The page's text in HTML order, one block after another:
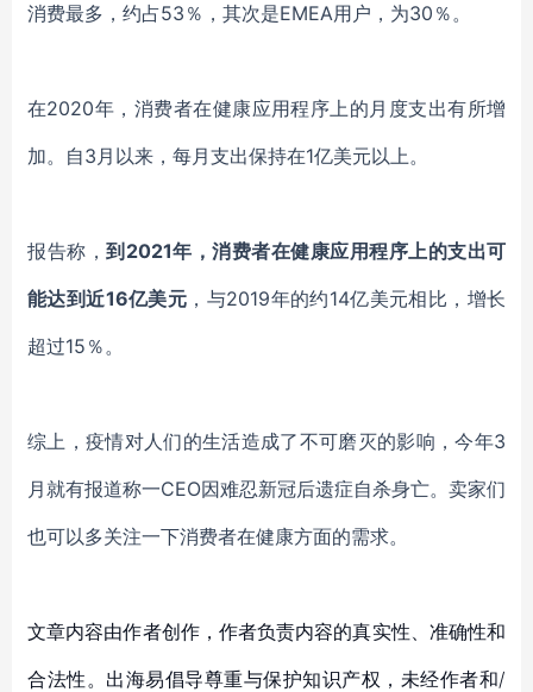
消费最多，约占53％，其次是EMEA用户，为30％。
在2020年，消费者在健康应用程序上的月度支出有所增
加。自3月以来，每月支出保持在1亿美元以上。
报告称， 到 2021年，消费者在健康应用程序上的支出可
能达到近16亿美元 ，与2019年的约14亿美元相比，增长
超过15％。
综上，疫情对人们的生活造成了不可磨灭的影响，今年3
月就有报道称一CEO因难忍新冠后遗症自杀身亡。卖家们
也可以多关注一下消费者在健康方面的需求。
文章内容由作者创作，作者负责内容的真实性、准确性和
合法性。出海易倡导尊重与保护知识产权，未经作者和/